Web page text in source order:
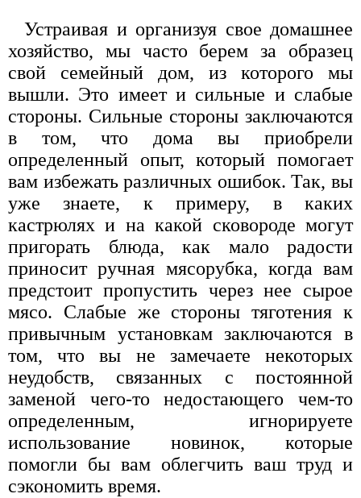
Устраивая и организуя свое домашнее
хозяйство, мы часто берем за образец
свой семейный дом, из которого мы
вышли. Это имеет и сильные и слабые
стороны. Сильные стороны заключаются
в том, что дома вы приобрели
определенный опыт, который помогает
вам избежать различных ошибок. Так, вы
уже знаете, к примеру, в каких
кастрюлях и на какой сковороде могут
пригорать блюда, как мало радости
приносит ручная мясорубка, когда вам
предстоит пропустить через нее сырое
мясо. Слабые же стороны тяготения к
привычным установкам заключаются в
том, что вы не замечаете некоторых
неудобств, связанных с постоянной
заменой чего-то недостающего чем-то
определенным, игнорируете
использование новинок, которые
помогли бы вам облегчить ваш труд и
сэкономить время.